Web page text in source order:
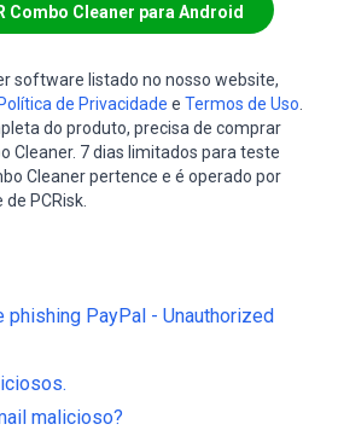
Combo Cleaner para Android
software listado no nosso website,
Política de Privacidade e Termos de Uso
do produto, precisa de comprar
Cleaner. 7 dias limitados para teste
Cleaner pertence e é operado por
PCRisk.
phishing PayPal - Unauthorized
malicioso?